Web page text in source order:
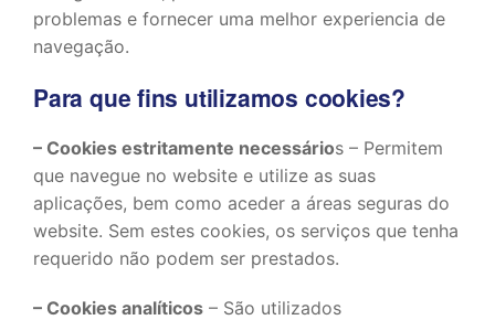
problemas e fornecer uma melhor experiencia de
navegação.
Para que fins utilizamos cookies?
– Cookies estritamente necessários – Permitem
que navegue no website e utilize as suas
aplicações, bem como aceder a áreas seguras do
website. Sem estes cookies, os serviços que tenha
requerido não podem ser prestados.
– Cookies analíticos – São utilizados